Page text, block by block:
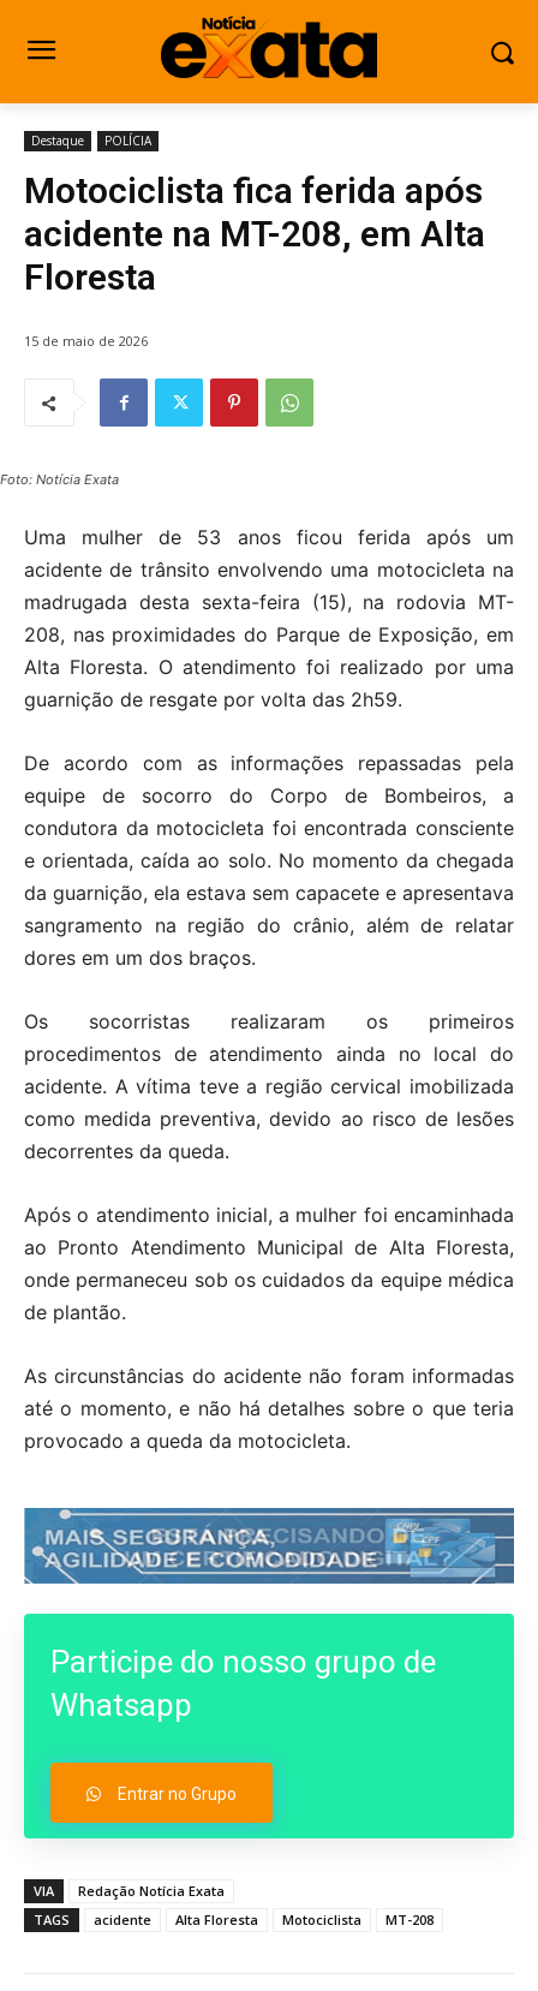
Destaque POLÍCIA
Motociclista fica ferida após
acidente na MT-208, em Alta
Floresta
15 de maio de 2026
Foto: Notícia Exata
Uma mulher de 53 anos ficou ferida após um
acidente de trânsito envolvendo uma motocicleta na
madrugada desta sexta-feira (15), na rodovia MT-
208, nas proximidades do Parque de Exposição, em
Alta Floresta. O atendimento foi realizado por uma
guarnição de resgate por volta das 2h59.
De acordo com as informações repassadas pela
equipe de socorro do Corpo de Bombeiros, a
condutora da motocicleta foi encontrada consciente
e orientada, caída ao solo. No momento da chegada
da guarnição, ela estava sem capacete e apresentava
sangramento na região do crânio, além de relatar
dores em um dos braços.
Os socorristas realizaram os primeiros
procedimentos de atendimento ainda no local do
acidente. A vítima teve a região cervical imobilizada
como medida preventiva, devido ao risco de lesões
decorrentes da queda.
Após o atendimento inicial, a mulher foi encaminhada
ao Pronto Atendimento Municipal de Alta Floresta,
onde permaneceu sob os cuidados da equipe médica
de plantão.
As circunstâncias do acidente não foram informadas
até o momento, e não há detalhes sobre o que teria
provocado a queda da motocicleta.
Participe do nosso grupo de
Whatsapp
Entrar no Grupo
VIA
Redação Notícia Exata
TAGS
acidente Alta Floresta Motociclista MT-208